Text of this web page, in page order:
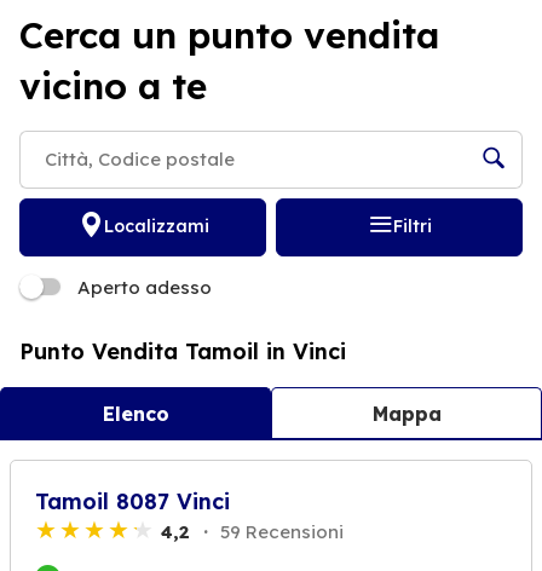
Cerca un punto vendita
vicino a te
Localizzami Filtri
Aperto adesso
Punto Vendita Tamoil in Vinci
Elenco Mappa
Tamoil 8087 Vinci
4,2 59 Recensioni